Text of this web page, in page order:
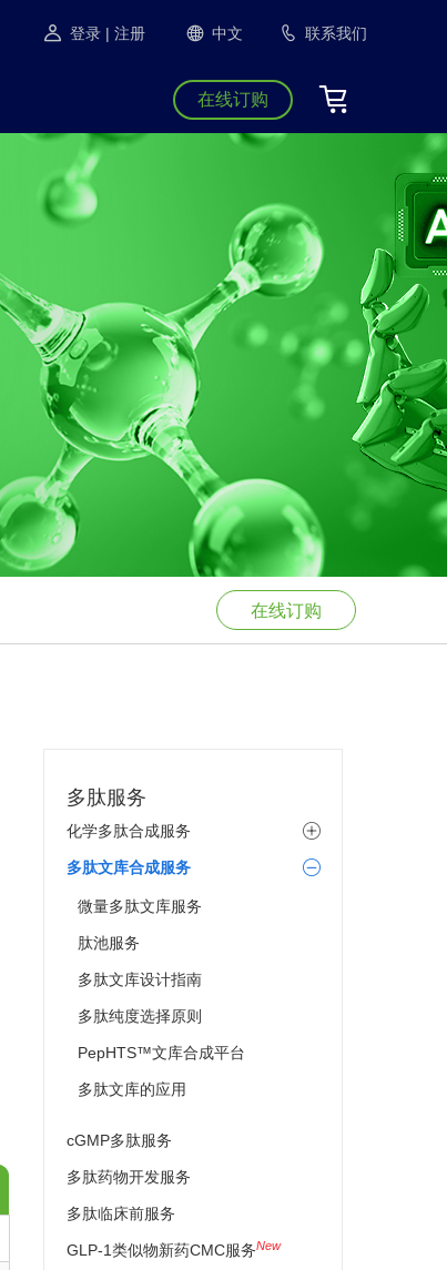
登录 | 注册 中文 联系我们
在线订购
在线订购
多肽服务
化学多肽合成服务
多肽文库合成服务
微量多肽文库服务
肽池服务
多肽文库设计指南
多肽纯度选择原则
PepHTS™文库合成平台
多肽文库的应用
cGMP多肽服务
多肽药物开发服务
多肽临床前服务
GLP-1类似物新药CMC服务New